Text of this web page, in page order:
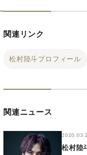
関連リンク
松村陸斗プロフィール
関連ニュース
松村陸